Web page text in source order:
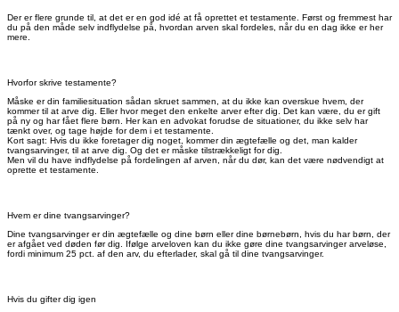
Der er flere grunde til, at det er en god idé at få oprettet et testamente. Først og fremmest har
du på den måde selv indflydelse på, hvordan arven skal fordeles, når du en dag ikke er her
mere.
Hvorfor skrive testamente?
Måske er din familiesituation sådan skruet sammen, at du ikke kan overskue hvem, der
kommer til at arve dig. Eller hvor meget den enkelte arver efter dig. Det kan være, du er gift
på ny og har fået flere børn. Her kan en advokat forudse de situationer, du ikke selv har
tænkt over, og tage højde for dem i et testamente.
Kort sagt: Hvis du ikke foretager dig noget, kommer din ægtefælle og det, man kalder
tvangsarvinger, til at arve dig. Og det er måske tilstrækkeligt for dig.
Men vil du have indflydelse på fordelingen af arven, når du dør, kan det være nødvendigt at
oprette et testamente.
Hvem er dine tvangsarvinger?
Dine tvangsarvinger er din ægtefælle og dine børn eller dine børnebørn, hvis du har børn, der
er afgået ved døden før dig. Ifølge arveloven kan du ikke gøre dine tvangsarvinger arveløse,
fordi minimum 25 pct. af den arv, du efterlader, skal gå til dine tvangsarvinger.
Hvis du gifter dig igen